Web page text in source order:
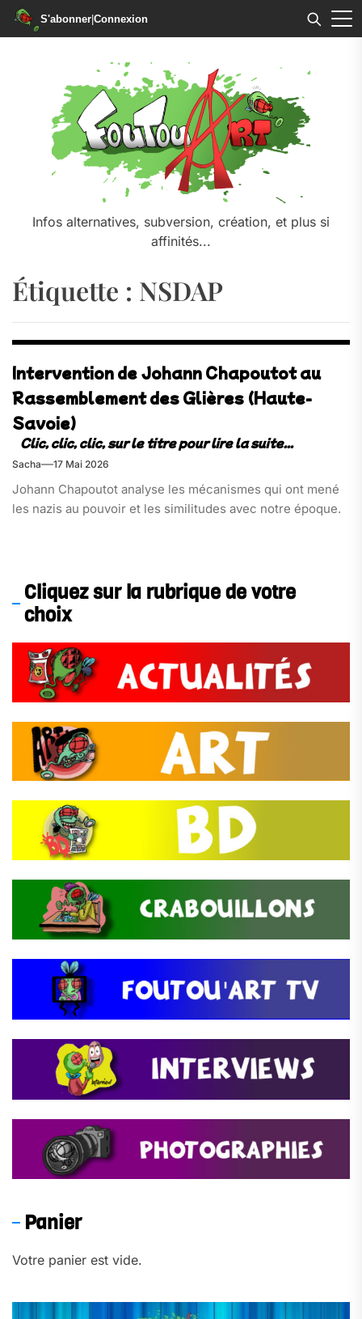
S'abonner|Connexion
Infos alternatives, subversion, création, et plus si
affinités...
Étiquette : NSDAP
Intervention de Johann Chapoutot au
Rassemblement des Glières (Haute-
Savoie)
Sacha 17 Mai 2026
Johann Chapoutot analyse les mécanismes qui ont mené
les nazis au pouvoir et les similitudes avec notre époque.
Cliquez sur la rubrique de votre
choix
Panier
Votre panier est vide.